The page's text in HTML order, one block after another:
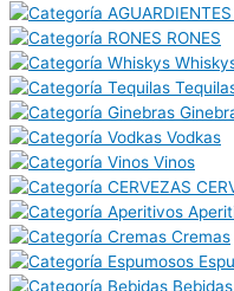
RONES
Vodkas
Vinos
Cremas
Bebidas